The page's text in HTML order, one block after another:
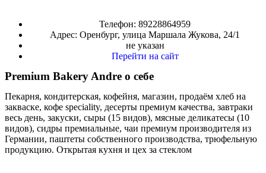
Телефон: 89228864959
Адрес: Оренбург, улица Маршала Жукова, 24/1
не указан
Перейти на сайт
Premium Bakery Andre о себе
Пекарня, кондитерская, кофейня, магазин, продаём хлеб на
закваске, кофе speciality, десерты премиум качества, завтраки
весь день, закуски, сыры (15 видов), мясные деликатесы (10
видов), сидры премиальные, чаи премиум производителя из
Германии, паштеты собственного производства, трюфельную
продукцию. Открытая кухня и цех за стеклом